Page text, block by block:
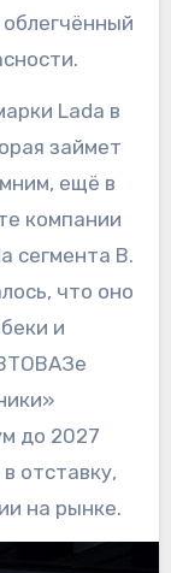
Lada в
займет
ещё в
компании
сегмента B.
что оно
и
до 2027
отставку,
на рынке.